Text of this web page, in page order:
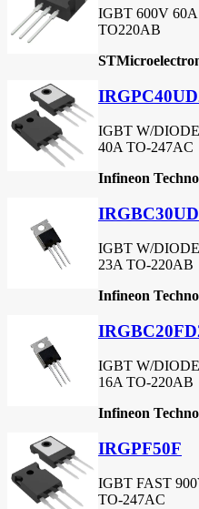
IGBT 600V
TO220AB
IGBT W/
40A TO-247AC
Infineon
IGBT W/
23A TO-220AB
Infineon
IGBT W/
16A TO-220AB
Infineon
IRGPF50F
IGBT FAST
TO-247AC